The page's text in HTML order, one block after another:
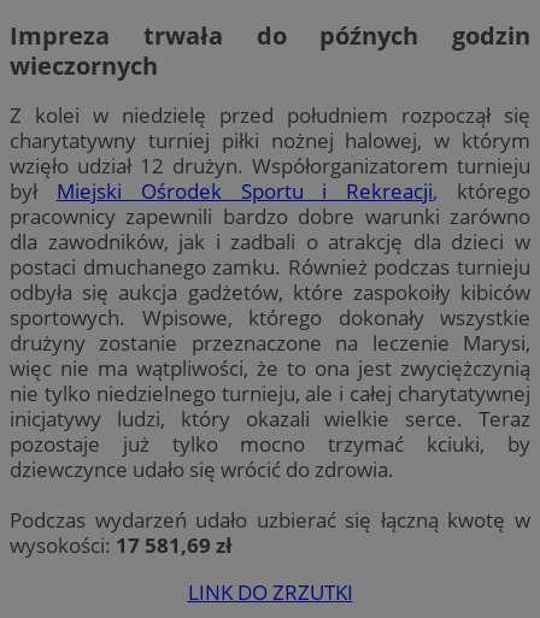
Impreza trwała do późnych godzin
wieczornych
Z kolei w niedzielę przed południem rozpoczął się
charytatywny turniej piłki nożnej halowej, w którym
wzięło udział 12 drużyn. Współorganizatorem turnieju
był Miejski Ośrodek Sportu i Rekreacji, którego
pracownicy zapewnili bardzo dobre warunki zarówno
dla zawodników, jak i zadbali o atrakcję dla dzieci w
postaci dmuchanego zamku. Również podczas turnieju
odbyła się aukcja gadżetów, które zaspokoiły kibiców
sportowych. Wpisowe, którego dokonały wszystkie
drużyny zostanie przeznaczone na leczenie Marysi,
więc nie ma wątpliwości, że to ona jest zwyciężczynią
nie tylko niedzielnego turnieju, ale i całej charytatywnej
inicjatywy ludzi, który okazali wielkie serce. Teraz
pozostaje już tylko mocno trzymać kciuki, by
dziewczynce udało się wrócić do zdrowia.
Podczas wydarzeń udało uzbierać się łączną kwotę w
wysokości: 17 581,69 zł
LINK DO ZRZUTKI